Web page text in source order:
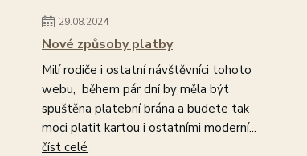
29.08.2024
Nové způsoby platby
Milí rodiče i ostatní návštěvníci tohoto
webu, během pár dní by měla být
spuštěna platební brána a budete tak
moci platit kartou i ostatními moderní...
číst celé